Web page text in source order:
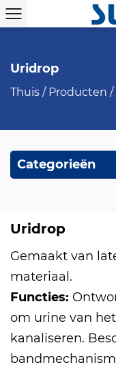
Uridrop
Thuis / Producten /
Categorieën
Uridrop
Gemaakt van
materiaal.
Functies:
om urine van
kanaliseren.